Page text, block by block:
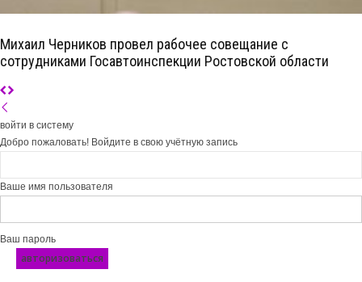
Михаил Черников провел рабочее совещание с
сотрудниками Госавтоинспекции Ростовской области
войти в систему
Добро пожаловать! Войдите в свою учётную запись
Ваше имя пользователя
Ваш пароль